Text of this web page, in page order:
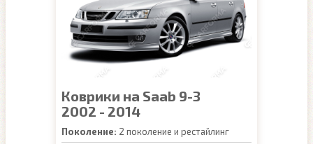
Коврики на Saab 9-3
2002 - 2014
Поколение: 2 поколение и рестайлинг